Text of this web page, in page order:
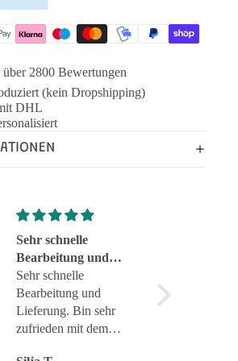
über 2800 Bewertungen
(kein Dropshipping)
DHL
Sehr schnelle
Bearbeitung und
Lieferung
Sehr schnelle
Bearbeitung und
Lieferung. Bin sehr
zufrieden mit dem
zuverlässig